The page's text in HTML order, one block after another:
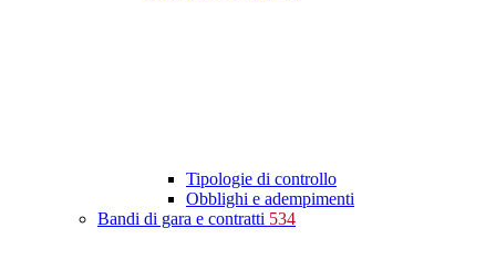
Tipologie di controllo
Obblighi e adempimenti
Bandi di gara e contratti 534